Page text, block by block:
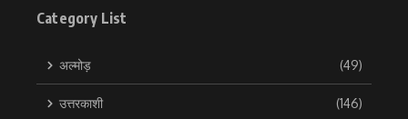
Category List
अल्मोड़ (49)
उत्तरकाशी (146)